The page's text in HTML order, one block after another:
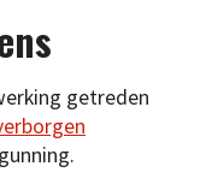
getreden